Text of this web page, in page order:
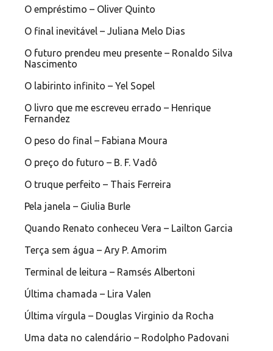
O empréstimo – Oliver Quinto
O final inevitável – Juliana Melo Dias
O futuro prendeu meu presente – Ronaldo Silva
Nascimento
O labirinto infinito – Yel Sopel
O livro que me escreveu errado – Henrique
Fernandez
O peso do final – Fabiana Moura
O preço do futuro – B. F. Vadô
O truque perfeito – Thais Ferreira
Pela janela – Giulia Burle
Quando Renato conheceu Vera – Lailton Garcia
Terça sem água – Ary P. Amorim
Terminal de leitura – Ramsés Albertoni
Última chamada – Lira Valen
Última vírgula – Douglas Virginio da Rocha
Uma data no calendário – Rodolpho Padovani